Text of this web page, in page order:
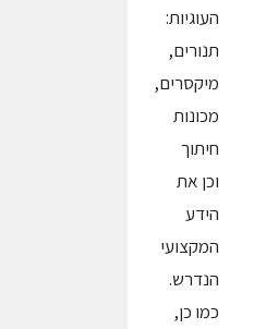
העוגיות:
תנורים,
מיקסרים,
מכונות
חיתוך
וכן את
הידע
המקצועי
הנדרש.
כמו כן,